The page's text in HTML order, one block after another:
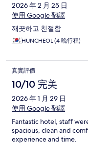
2026 年 2 月 25 日
使用 Google 翻譯
깨끗하고 친절함
HUNCHEOL (4 晚行程)
真實評價
10/10 完美
2026 年 1 月 29 日
使用 Google 翻譯
Fantastic hotel, staff
spacious, clean and
experience and time.